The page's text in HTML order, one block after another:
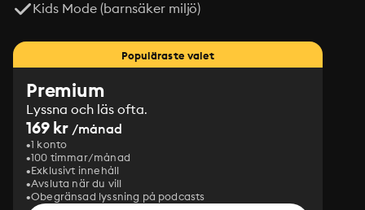
Kids Mode (barnsäker miljö)
Populäraste valet
Premium
Lyssna och läs ofta.
169 kr /månad
1 konto
100 timmar/månad
Exklusivt innehåll
Avsluta när du vill
Obegränsad lyssning på podcasts